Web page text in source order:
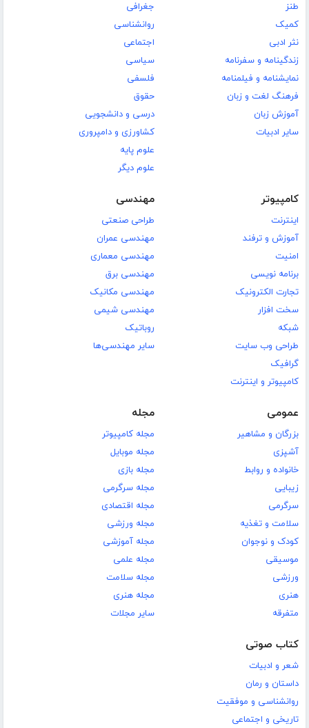
طنز
کمیک
نثر ادبی
زندگینامه و سفرنامه
نمایشنامه و فیلمنامه
فرهنگ لغت و زبان
آموزش زبان
سایر ادبیات
جغرافی
روانشناسی
اجتماعی
سیاسی
فلسفی
حقوق
درسی و دانشجویی
کشاورزی و دامپروری
علوم پایه
علوم دیگر
کامپیوتر
اینترنت
آموزش و ترفند
امنیت
برنامه نویسی
تجارت الکترونیک
سخت افزار
شبکه
طراحی وب سایت
گرافیک
کامپیوتر و اینترنت
مهندسی
طراحی صنعتی
مهندسی عمران
مهندسی معماری
مهندسی برق
مهندسی مکانیک
مهندسی شیمی
روباتیک
سایر مهندسی‌ها
عمومی
بزرگان و مشاهیر
آشپزی
خانواده و روابط
زیبایی
سرگرمی
سلامت و تغذیه
کودک و نوجوان
موسیقی
ورزشی
هنری
متفرقه
مجله
مجله کامپیوتر
مجله موبایل
مجله بازی
مجله سرگرمی
مجله اقتصادی
مجله ورزشی
مجله آموزشی
مجله علمی
مجله سلامت
مجله هنری
سایر مجلات
کتاب صوتی
شعر و ادبیات
داستان و رمان
روانشناسی و موفقیت
تاریخی و اجتماعی